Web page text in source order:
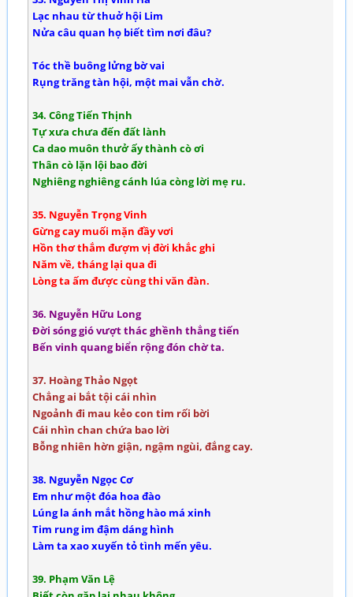
Lạc nhau từ thuở hội Lim
Nửa câu quan họ biết tìm nơi đâu?
Tóc thề buông lửng bờ vai
Rụng trăng tàn hội, một mai vẫn chờ.
34. Công Tiến Thịnh
Tự xưa chưa đến đất lành
Ca dao muôn thưở ấy thành cò ơi
Thân cò lặn lội bao đời
Nghiêng nghiêng cánh lúa còng lời mẹ ru.
35. Nguyễn Trọng Vinh
Gừng cay muối mặn đầy vơi
Hồn thơ thắm đượm vị đời khắc ghi
Năm về, tháng lại qua đi
Lòng ta ấm được cùng thi văn đàn.
36. Nguyễn Hữu Long
Đời sóng gió vượt thác ghềnh thẳng tiến
Bến vinh quang biển rộng đón chờ ta.
37. Hoàng Thảo Ngọt
Chẳng ai bắt tội cái nhìn
Ngoảnh đi mau kẻo con tim rối bời
Cái nhìn chan chứa bao lời
Bỗng nhiên hờn giận, ngậm ngùi, đắng cay.
38. Nguyễn Ngọc Cơ
Em như một đóa hoa đào
Lúng la ánh mắt hồng hào má xinh
Tim rung im đậm dáng hình
Làm ta xao xuyến tỏ tình mến yêu.
39. Phạm Văn Lệ